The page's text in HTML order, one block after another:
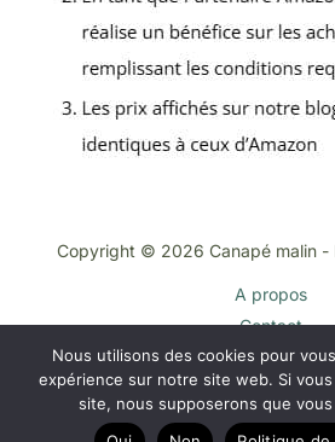
Copyright © 2026 Canapé malin -
A propos
Contact
Plan du site
Mentions légales
Politique de
Nous utilisons des cookies pour
expérience sur notre site web. Si
site, nous supposerons que